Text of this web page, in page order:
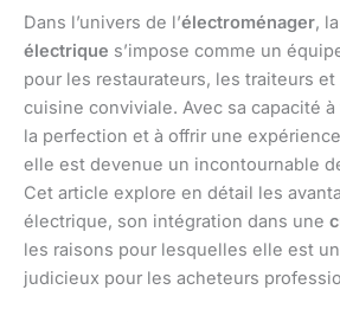
Dans l’univers de l’électroménager, la
électrique s’impose comme un
pour les restaurateurs, les traiteurs
cuisine conviviale. Avec sa capacité
la perfection et à offrir une
elle est devenue un incontournable
Cet article explore en détail les
électrique, son intégration dans une
les raisons pour lesquelles elle est
judicieux pour les acheteurs